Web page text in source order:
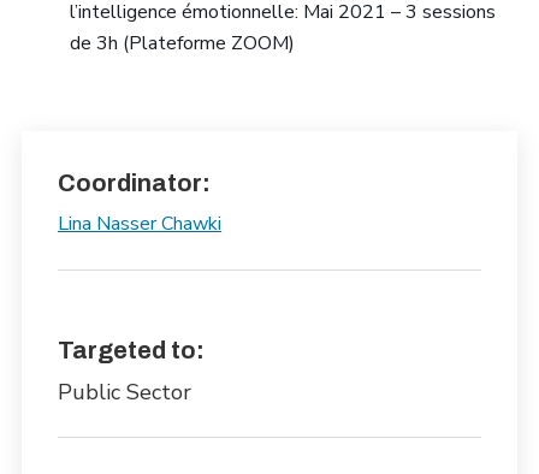
l’intelligence émotionnelle: Mai 2021 – 3 sessions
de 3h (Plateforme ZOOM)
Coordinator:
Lina Nasser Chawki
Targeted to:
Public Sector